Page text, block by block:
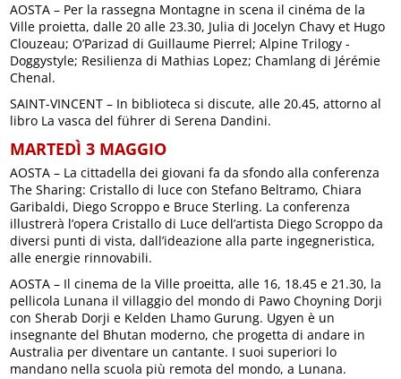
AOSTA – Per la rassegna Montagne in scena il cinéma de la
Ville proietta, dalle 20 alle 23.30, Julia di Jocelyn Chavy et Hugo
Clouzeau; O’Parizad di Guillaume Pierrel; Alpine Trilogy -
Doggystyle; Resilienza di Mathias Lopez; Chamlang di Jérémie
Chenal.
SAINT-VINCENT – In biblioteca si discute, alle 20.45, attorno al
libro La vasca del führer di Serena Dandini.
MARTEDÌ 3 MAGGIO
AOSTA – La cittadella dei giovani fa da sfondo alla conferenza
The Sharing: Cristallo di luce con Stefano Beltramo, Chiara
Garibaldi, Diego Scroppo e Bruce Sterling. La conferenza
illustrerà l’opera Cristallo di Luce dell’artista Diego Scroppo da
diversi punti di vista, dall’ideazione alla parte ingegneristica,
alle energie rinnovabili.
AOSTA – Il cinema de la Ville proeitta, alle 16, 18.45 e 21.30, la
pellicola Lunana il villaggio del mondo di Pawo Choyning Dorji
con Sherab Dorji e Kelden Lhamo Gurung. Ugyen è un
insegnante del Bhutan moderno, che progetta di andare in
Australia per diventare un cantante. I suoi superiori lo
mandano nella scuola più remota del mondo, a Lunana.